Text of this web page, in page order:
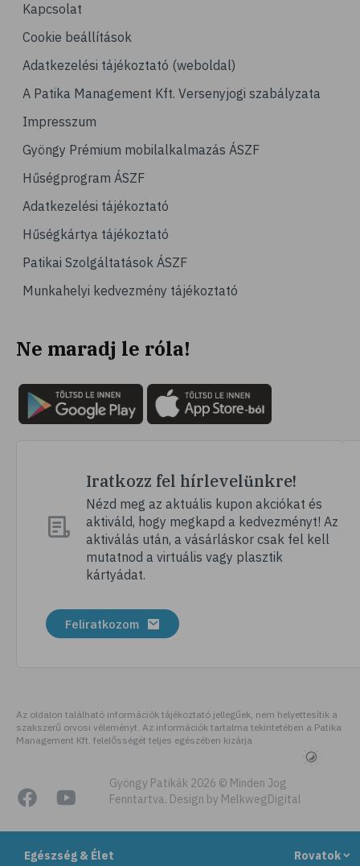
Egészség & Élet Rovatok
# mozgásszervi problémák
# köszvény
# ínhüvelygyulladás
# tél
# vérnyomásmérés
# kardiológia
# kardiovaszkuláris betegségek
# szív- és érrendszer
# vérnyomás
# mozgás
# pszichológia
# hátfájás
# vérnyomáscsökkentés
# megfázás
# influenza
# fertőző betegségek
# köhögés
# immunerősítés
# kézmosás
# szépségápolás
# bőrápolás
# izlandi zuzmó
Kapcsolat
Cookie beállítások
Adatkezelési tájékoztató (weboldal)
A Patika Management Kft. Versenyjogi szabályzata
Impresszum
Gyöngy Prémium mobilalkalmazás ÁSZF
Hűségprogram ÁSZF
Adatkezelési tájékoztató
Hűségkártya tájékoztató
Patikai Szolgáltatások ÁSZF
Munkahelyi kedvezmény tájékoztató
Ne maradj le róla!
Iratkozz fel hírlevelünkre!
Nézd meg az aktuális kupon akciókat és
aktiváld, hogy megkapd a kedvezményt! Az
aktiválás után, a vásárláskor csak fel kell
mutatnod a virtuális vagy plasztik
kártyádat.
Feliratkozom
Az oldalon található információk tájékoztató jellegűek, nem helyettesítik a
szakszerű orvosi véleményt. Az információk tartalma tekintetében a Patika
Management Kft. felelősségét teljes egészében kizárja
Gyöngy Patikák 2026 © Minden Jog
Fenntartva. Design by MelkwegDigital